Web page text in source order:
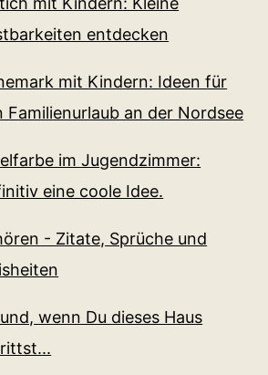
entdecken
mit Kindern: Ideen für
Familienurlaub an der Nordsee
im Jugendzimmer:
eine coole Idee.
- Zitate, Sprüche und
wenn Du dieses Haus